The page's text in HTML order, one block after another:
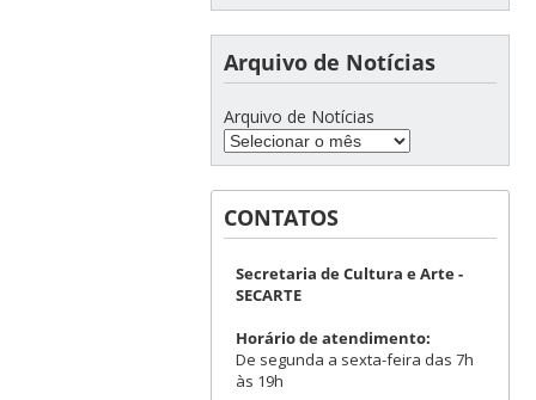
Arquivo de Notícias
Arquivo de Notícias
CONTATOS
Secretaria de Cultura e Arte -
SECARTE
Horário de atendimento:
De segunda a sexta-feira das 7h
às 19h